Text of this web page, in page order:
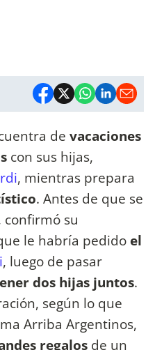
de vacaciones
con sus hijas,
, mientras prepara
. Antes de que se
confirmó su
le habría pedido el
, luego de pasar
dos hijas juntos.
según lo que
Arriba Argentinos,
regalos de un